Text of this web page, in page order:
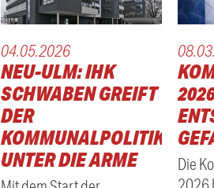
04.05.2026
NEU-ULM: IHK
SCHWABEN GREIFT
DER
KOMMUNALPOLITIK
UNTER DIE ARME
Die